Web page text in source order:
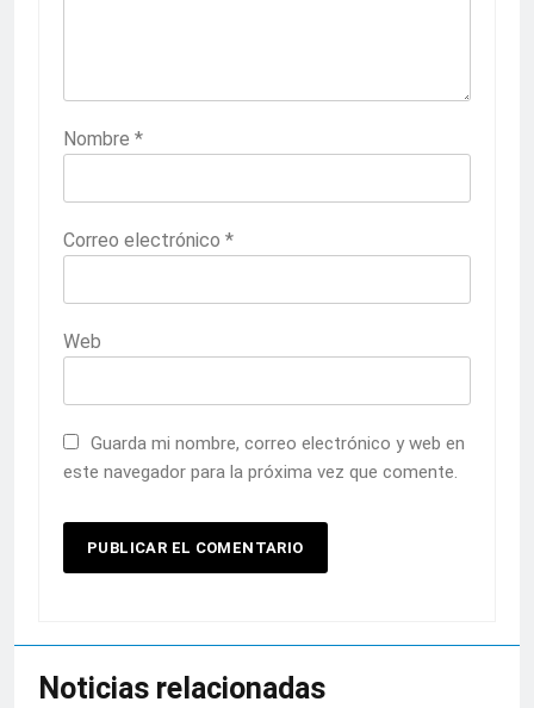
Nombre *
Correo electrónico *
Web
Guarda mi nombre, correo electrónico y web en
este navegador para la próxima vez que comente.
Noticias relacionadas